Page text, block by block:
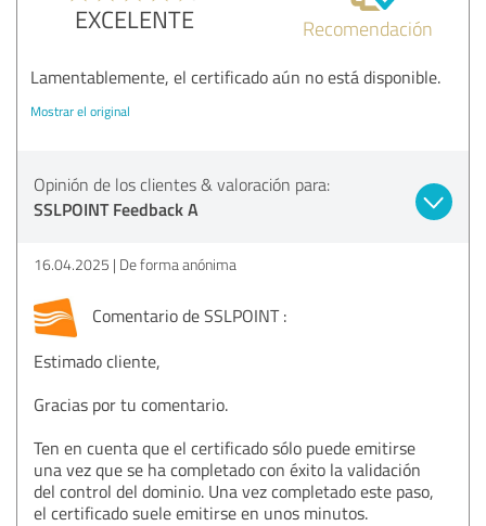
EXCELENTE Recomendación
Lamentablemente, el certificado aún no está disponible.
Mostrar el original
Opinión de los clientes & valoración para:
SSLPOINT Feedback A
16.04.2025 De forma anónima
Comentario de SSLPOINT :
Estimado cliente,
Gracias por tu comentario.
Ten en cuenta que el certificado sólo puede emitirse
una vez que se ha completado con éxito la validación
del control del dominio. Una vez completado este paso,
el certificado suele emitirse en unos minutos.